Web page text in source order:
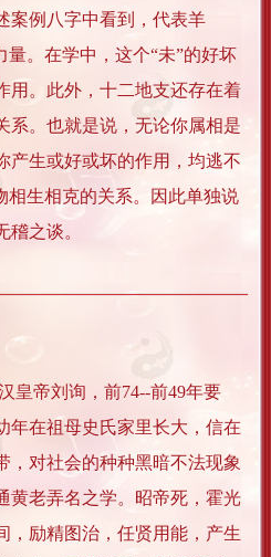
例八字中看到，代表羊
量。在学中，这个“未”的好坏
用。此外，十二地支还存在着
系。也就是说，无论你属相是
产生或好或坏的作用，均逃不
相生相克的关系。因此单独说
稽之谈。
帝刘询，前74--前49年要
年在祖母史氏家里长大，信在
，对社会的种种黑暗不法现象
黄老弄名之学。昭帝死，霍光
，励精图治，任贤用能，产生